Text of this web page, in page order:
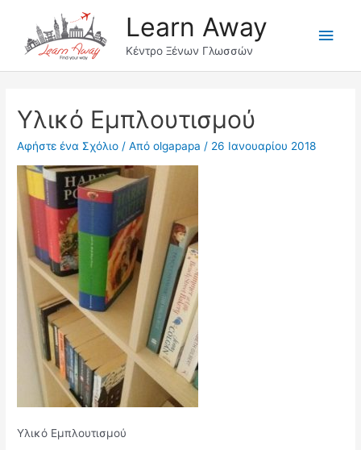
περιεχόμενο
Learn Away
Κέντρο Ξένων Γλωσσών
Υλικό Εμπλουτισμού
Αφήστε ένα Σχόλιο / Απόolgapapa/ 26 Ιανουαρίου 2018
Υλικό Εμπλουτισμού